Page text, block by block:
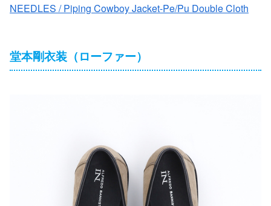
NEEDLES / Piping Cowboy Jacket-Pe/Pu Double Cloth
堂本剛衣装（ローファー）